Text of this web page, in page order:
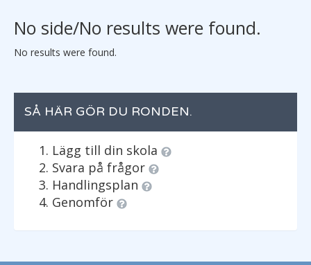
No side/No results were found.
No results were found.
SÅ HÄR GÖR DU RONDEN.
Lägg till din skola
Svara på frågor
Handlingsplan
Genomför